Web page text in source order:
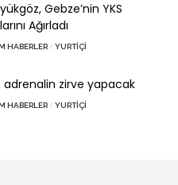
Gebze’nin YKS
Ağırladı
HABERLER YURTIÇI
adrenalin zirve yapacak
HABERLER YURTIÇI